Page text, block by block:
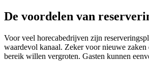
De voordelen van
Voor veel horecabedrijven zijn
waardevol kanaal. Zeker voor nieuwe zaken
bereik willen vergroten. Gasten kunnen